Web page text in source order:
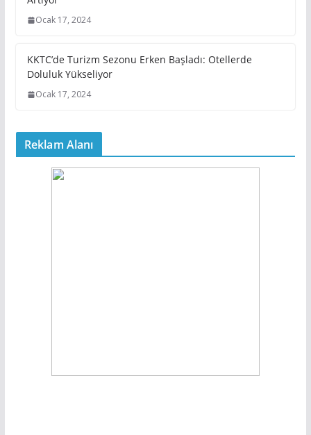
Ocak 17, 2024
KKTC’de Turizm Sezonu Erken Başladı: Otellerde
Doluluk Yükseliyor
Ocak 17, 2024
Reklam Alanı